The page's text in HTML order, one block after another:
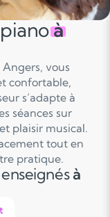
à
vous
confortable,
s’adapte à
séances sur
plaisir musical.
tout en
pratique.
à